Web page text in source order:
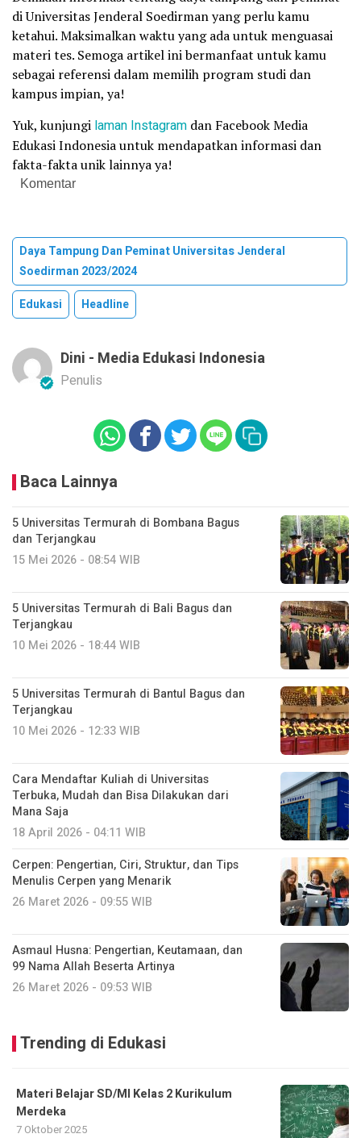
di Universitas Jenderal Soedirman yang perlu kamu
ketahui. Maksimalkan waktu yang ada untuk menguasai
materi tes. Semoga artikel ini bermanfaat untuk kamu
sebagai referensi dalam memilih program studi dan
kampus impian, ya!
Yuk, kunjungi laman Instagram dan Facebook Media
Edukasi Indonesia untuk mendapatkan informasi dan
fakta-fakta unik lainnya ya!
Komentar
Daya Tampung Dan Peminat Universitas Jenderal
Soedirman 2023/2024
Edukasi
Headline
Dini - Media Edukasi Indonesia
Penulis
Baca Lainnya
5 Universitas Termurah di Bombana Bagus
dan Terjangkau
15 Mei 2026 - 08:54 WIB
5 Universitas Termurah di Bali Bagus dan
Terjangkau
10 Mei 2026 - 18:44 WIB
5 Universitas Termurah di Bantul Bagus dan
Terjangkau
10 Mei 2026 - 12:33 WIB
Cara Mendaftar Kuliah di Universitas
Terbuka, Mudah dan Bisa Dilakukan dari
Mana Saja
18 April 2026 - 04:11 WIB
Cerpen: Pengertian, Ciri, Struktur, dan Tips
Menulis Cerpen yang Menarik
26 Maret 2026 - 09:55 WIB
Asmaul Husna: Pengertian, Keutamaan, dan
99 Nama Allah Beserta Artinya
26 Maret 2026 - 09:53 WIB
Trending di Edukasi
Materi Belajar SD/MI Kelas 2 Kurikulum
Merdeka
7 Oktober 2025